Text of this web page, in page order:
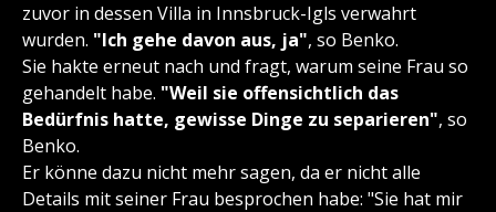
zuvor in dessen Villa in Innsbruck-Igls verwahrt
wurden. "Ich gehe davon aus, ja", so Benko.
Sie hakte erneut nach und fragt, warum seine Frau so
gehandelt habe. "Weil sie offensichtlich das
Bedürfnis hatte, gewisse Dinge zu separieren", so
Benko.
Er könne dazu nicht mehr sagen, da er nicht alle
Details mit seiner Frau besprochen habe: "Sie hat mir